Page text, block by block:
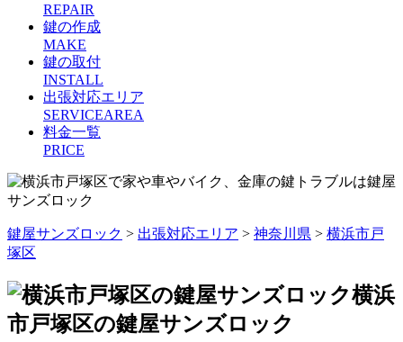
REPAIR
鍵の作成
MAKE
鍵の取付
INSTALL
出張対応エリア
SERVICEAREA
料金一覧
PRICE
鍵屋サンズロック > 出張対応エリア > 神奈川県 > 横浜市戸
塚区
横浜
市戸塚区の鍵屋サンズロック